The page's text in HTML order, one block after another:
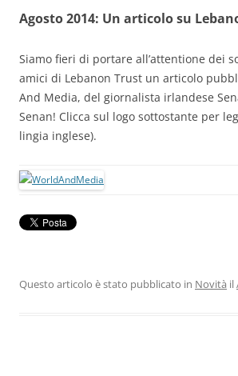
Agosto 2014: Un articolo su
Siamo fieri di portare all’attentione dei
amici di Lebanon Trust un articolo
And Media, del giornalista irlandese
Senan! Clicca sul logo sottostante per
lingia inglese).
Questo articolo è stato pubblicato in Novità il